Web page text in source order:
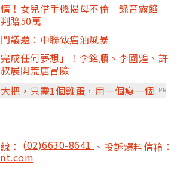
！女兒借手機揭母不倫 錄音露餡
賠50萬
議題：中聯致癌油風暴
成任何夢想」！李銘順、李國煌、許
展開荒唐冒險
把，只需1個雞蛋，用一個瘦一個 PR
： (02)6630-8641 、投訴爆料信箱：